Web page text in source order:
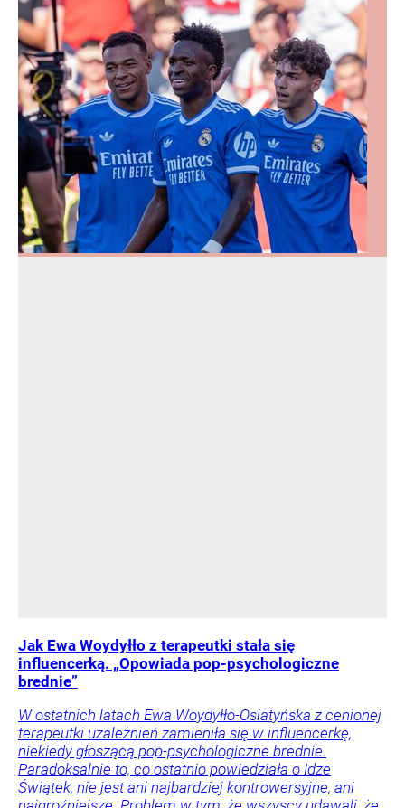
Jak Ewa Woydyłło z terapeutki stała się
influencerką. „Opowiada pop-psychologiczne
brednie”
W ostatnich latach Ewa Woydyłło-Osiatyńska z cenionej
terapeutki uzależnień zamieniła się w influencerkę,
niekiedy głoszącą pop-psychologiczne brednie.
Paradoksalnie to, co ostatnio powiedziała o Idze
Świątek, nie jest ani najbardziej kontrowersyjne, ani